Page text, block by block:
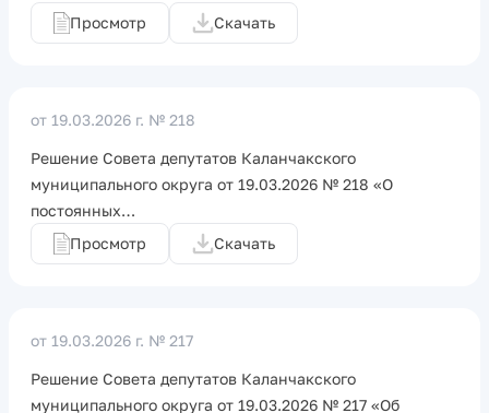
Просмотр
Скачать
от 19.03.2026 г. № 218
Решение Совета депутатов Каланчакского
муниципального округа от 19.03.2026 № 218 «О
постоянных…
Просмотр
Скачать
от 19.03.2026 г. № 217
Решение Совета депутатов Каланчакского
муниципального округа от 19.03.2026 № 217 «Об